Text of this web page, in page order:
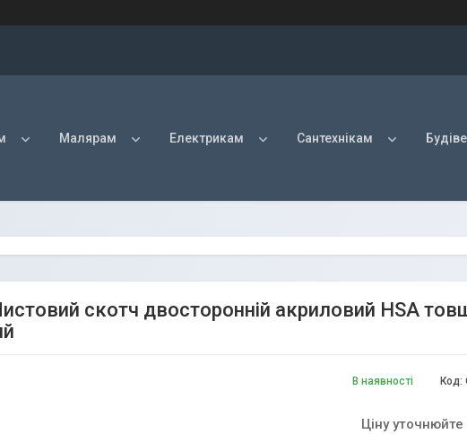
Малярам Електрикам Сантехнікам
скотч двосторонній акриловий HSA
В наявності Код:
Ціну уточнюйте